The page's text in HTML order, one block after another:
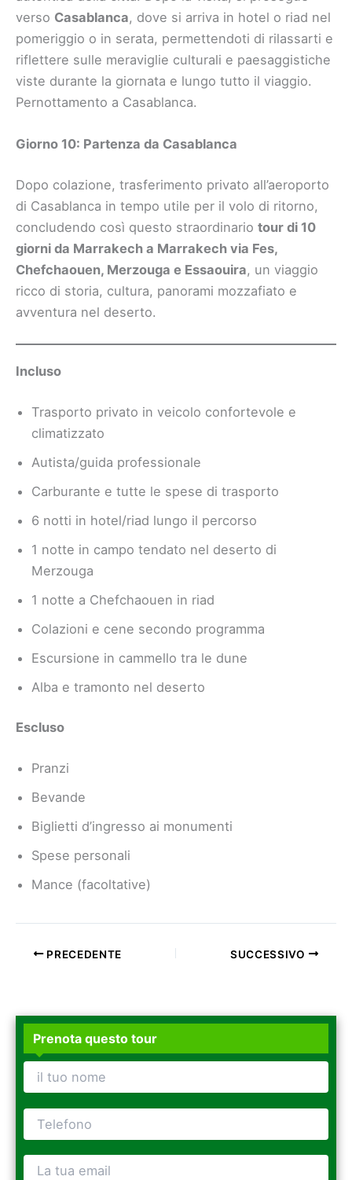
verso Casablanca, dove si arriva in hotel o riad nel
pomeriggio o in serata, permettendoti di rilassarti e
riflettere sulle meraviglie culturali e paesaggistiche
viste durante la giornata e lungo tutto il viaggio.
Pernottamento a Casablanca.
Giorno 10: Partenza da Casablanca
Dopo colazione, trasferimento privato all’aeroporto
di Casablanca in tempo utile per il volo di ritorno,
concludendo così questo straordinario tour di 10
giorni da Marrakech a Marrakech via Fes,
Chefchaouen, Merzouga e Essaouira, un viaggio
ricco di storia, cultura, panorami mozzafiato e
avventura nel deserto.
Incluso
Trasporto privato in veicolo confortevole e
climatizzato
Autista/guida professionale
Carburante e tutte le spese di trasporto
6 notti in hotel/riad lungo il percorso
1 notte in campo tendato nel deserto di
Merzouga
1 notte a Chefchaouen in riad
Colazioni e cene secondo programma
Escursione in cammello tra le dune
Alba e tramonto nel deserto
Escluso
Pranzi
Bevande
Biglietti d’ingresso ai monumenti
Spese personali
Mance (facoltative)
PRECEDENTE SUCCESSIVO
Prenota questo tour